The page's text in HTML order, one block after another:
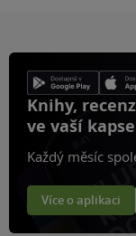
Knihy,
ve vaší
Každý měsíc
Více o aplikaci